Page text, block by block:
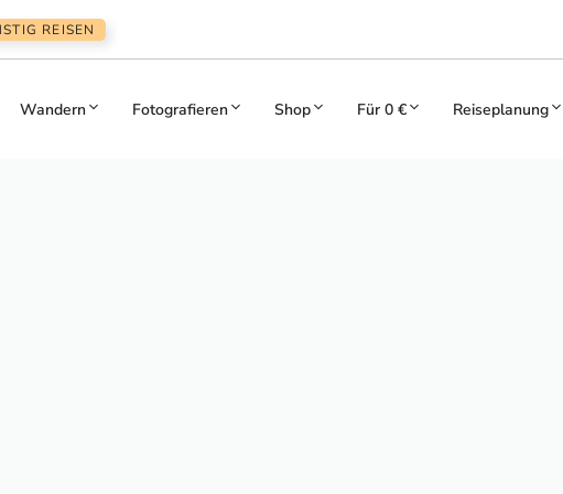
REISEN
Wandern Fotografieren Shop Für 0 € Reiseplanung